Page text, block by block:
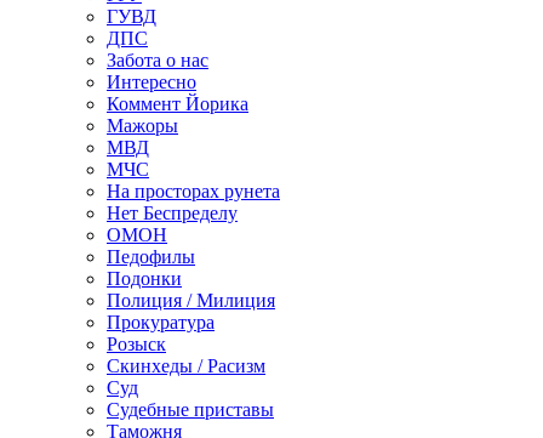
ГУВД
ДПС
Забота о нас
Интересно
Коммент Йорика
Мажоры
МВД
МЧС
На просторах рунета
Нет Беспределу
ОМОН
Педофилы
Подонки
Полиция / Милиция
Прокуратура
Розыск
Скинхеды / Расизм
Суд
Судебные приставы
Таможня